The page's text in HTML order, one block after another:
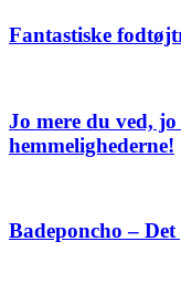
Fantastiske
Jo mere du ved,
hemmelighederne!
Badeponcho –